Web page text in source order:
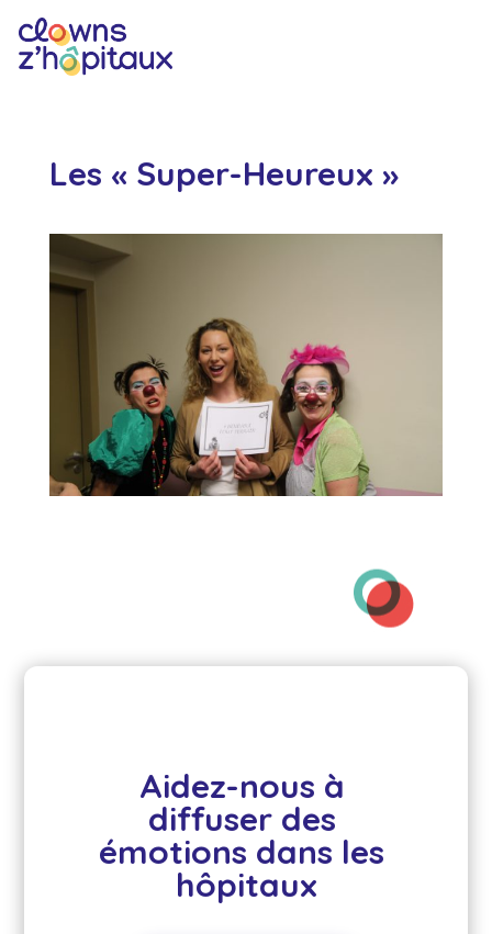
Les « Super-Heureux »
Aidez-nous à
diffuser des
émotions dans les
hôpitaux